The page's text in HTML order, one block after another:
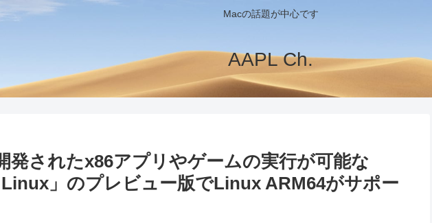
Macの話題が中心です
AAPL Ch.
発されたx86アプリやゲームの実行が可能な
Linux」のプレビュー版でLinux ARM64がサポー